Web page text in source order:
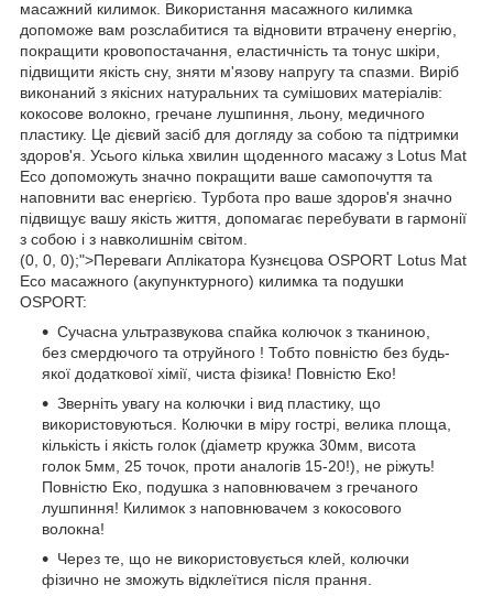
масажний килимок. Використання масажного килимка
допоможе вам розслабитися та відновити втрачену енергію,
покращити кровопостачання, еластичність та тонус шкіри,
підвищити якість сну, зняти м'язову напругу та спазми. Виріб
виконаний з якісних натуральних та сумішових матеріалів:
кокосове волокно, гречане лушпиння, льону, медичного
пластику. Це дієвий засіб для догляду за собою та підтримки
здоров'я. Усього кілька хвилин щоденного масажу з Lotus Mat
Eco допоможуть значно покращити ваше самопочуття та
наповнити вас енергією. Турбота про ваше здоров'я значно
підвищує вашу якість життя, допомагає перебувати в гармонії
з собою і з навколишнім світом.
(0, 0, 0);">Переваги Аплікатора Кузнєцова OSPORT Lotus Mat
Eco масажного (акупунктурного) килимка та подушки
OSPORT:
Сучасна ультразвукова спайка колючок з тканиною,
без смердючого та отруйного ! Тобто повністю без будь-
якої додаткової хімії, чиста фізика! Повністю Еко!
Зверніть увагу на колючки і вид пластику, що
використовуються. Колючки в міру гострі, велика площа,
кількість і якість голок (діаметр кружка 30мм, висота
голок 5мм, 25 точок, проти аналогів 15-20!), не ріжуть!
Повністю Еко, подушка з наповнювачем з гречаного
лушпиння! Килимок з наповнювачем з кокосового
волокна!
Через те, що не використовується клей, колючки
фізично не зможуть відклеїтися після прання.